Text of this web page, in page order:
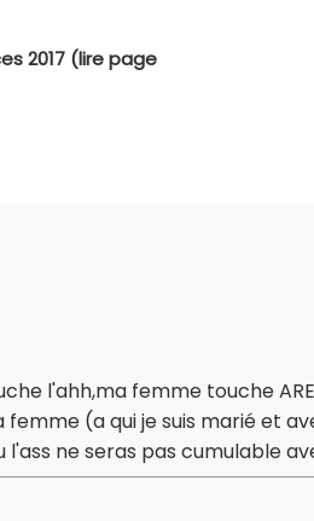
2017 (lire page
l'ahh,ma femme touche
femme (a qui je suis marié et
l'ass ne seras pas cumulable